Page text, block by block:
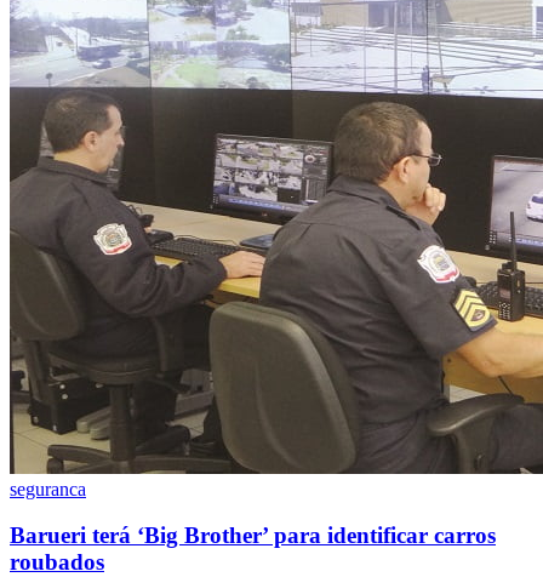
Botafogo
seguranca
Barueri terá ‘Big Brother’ para identificar carros
roubados